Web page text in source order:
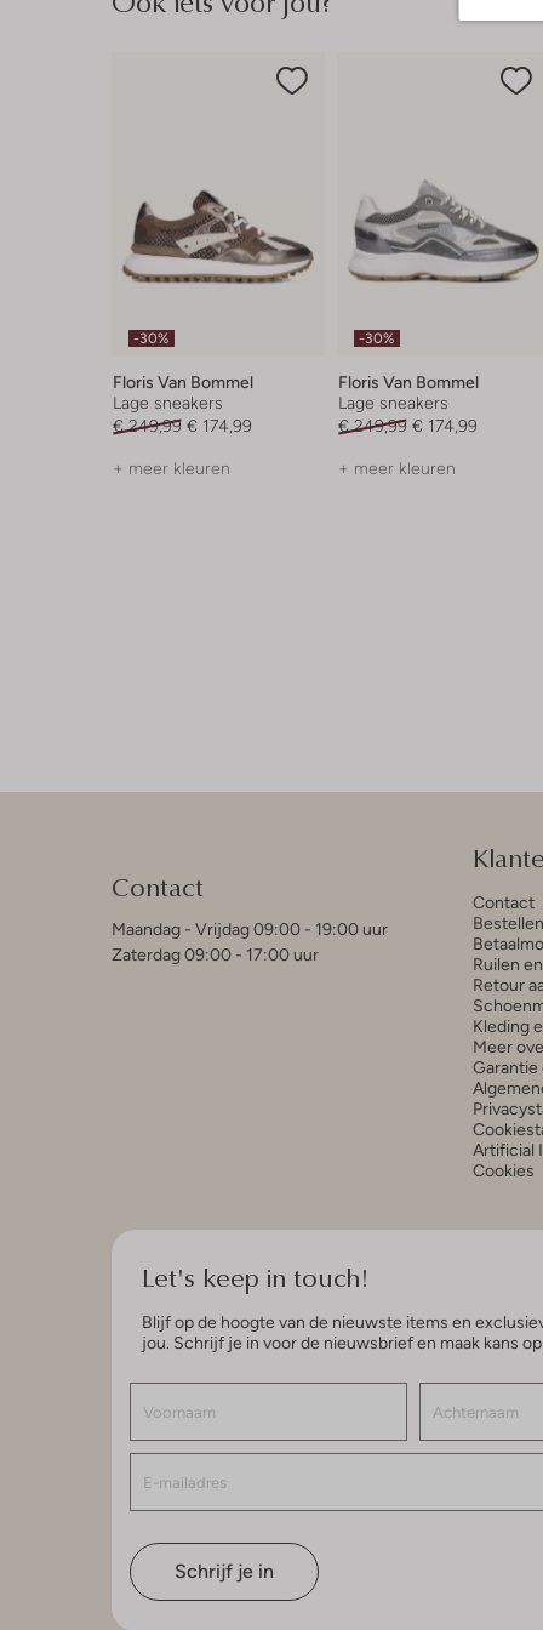
-30%
Floris Van Bommel
Lage sneakers
€ 249,99 € 174,99
+ meer kleuren
-30%
Floris Van Bommel
Lage sneakers
€ 249,99 € 174,99
+ meer kleuren
Contact
Maandag - Vrijdag 09:00 - 19:00 uur
Zaterdag 09:00 - 17:00 uur
Contact
Ruilen
Retour
Kleding
Meer
Garantie
Artificial
Cookies
Let's keep in touch!
Blijf op de hoogte van de nieuwste items en
jou. Schrijf je in voor de nieuwsbrief en maak kans
Schrijf je in